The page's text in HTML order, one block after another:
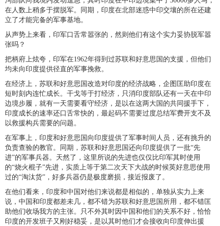
在人数上稍多于摆脱军。同期，印度在北部迷惑中印交壤的所在还建
立了才能完备的军事基地。
从声势上来看，印军口舌常嚣张的，然则他们有这个实力妥协脱军嚣
张吗？
把柄府上炫夸，印军在1962年得到过苏联和好意思国的支援，但他们
均未向印度提供径直的军事挽救。
在经济上，苏联和好意思国改造对印度的经济战略，企图匡助印度在
短时刻内连忙成长。干戈等于打经济，只消印度部队还有一天在中印
边境步履，就有一天需要看守经济，是以在这两大国的共同援手下，
印度成长的速率还口舌常快的，最起码不需要过度总结军费开支不及
以救援构兵需要的问题。
在军事上，印度和好意思国向印度提供了军事时间人员，还有挑升的
负责查验的教官。同期，苏联和好意思国还向印度提供了一批“先
进”的军事兵器。天然了，这里所说的先进也仅仅比印军其时使用
的“烧火棍子”先进，实质上等于第二次天下大战的时候英好意思使用
过的“淘汰货”，好多兵器仍是极度磨损，接近报废了。
在他们看来，印度和中国对他们来说都是相似的，单独从实力上来
说，中国和印度都差未几，都不错为苏联和好意思国所用，都不错匡
助他们收场我方的主张。只不外其时因中国和他们的关系不好，恰恰
印度的开发班子又刚好稳妥，是以其时他们才会接收向印度伸出援